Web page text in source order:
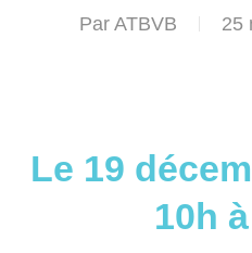
Par ATBVB 25
Le 19
10h